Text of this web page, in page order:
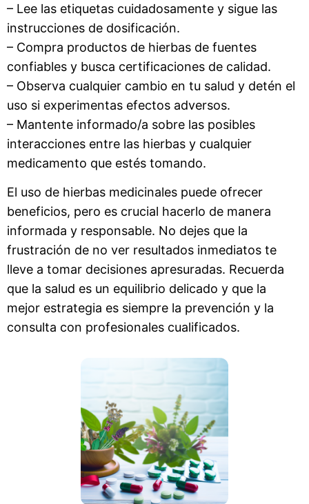
– Lee las etiquetas cuidadosamente y sigue las
instrucciones de dosificación.
– Compra productos de hierbas de fuentes
confiables y busca certificaciones de calidad.
– Observa cualquier cambio en tu salud y detén el
uso si experimentas efectos adversos.
– Mantente informado/a sobre las posibles
interacciones entre las hierbas y cualquier
medicamento que estés tomando.
El uso de hierbas medicinales puede ofrecer
beneficios, pero es crucial hacerlo de manera
informada y responsable. No dejes que la
frustración de no ver resultados inmediatos te
lleve a tomar decisiones apresuradas. Recuerda
que la salud es un equilibrio delicado y que la
mejor estrategia es siempre la prevención y la
consulta con profesionales cualificados.